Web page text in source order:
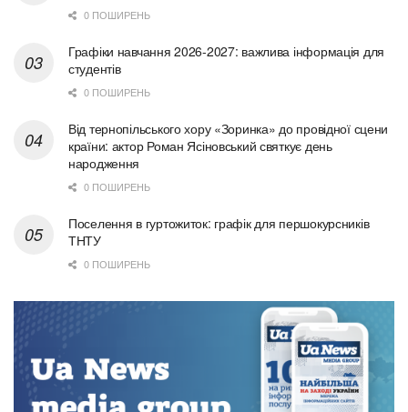
0 ПОШИРЕНЬ
Графіки навчання 2026-2027: важлива інформація для
студентів
0 ПОШИРЕНЬ
Від тернопільського хору «Зоринка» до провідної сцени
країни: актор Роман Ясіновський святкує день
народження
0 ПОШИРЕНЬ
Поселення в гуртожиток: графік для першокурсників
ТНТУ
0 ПОШИРЕНЬ